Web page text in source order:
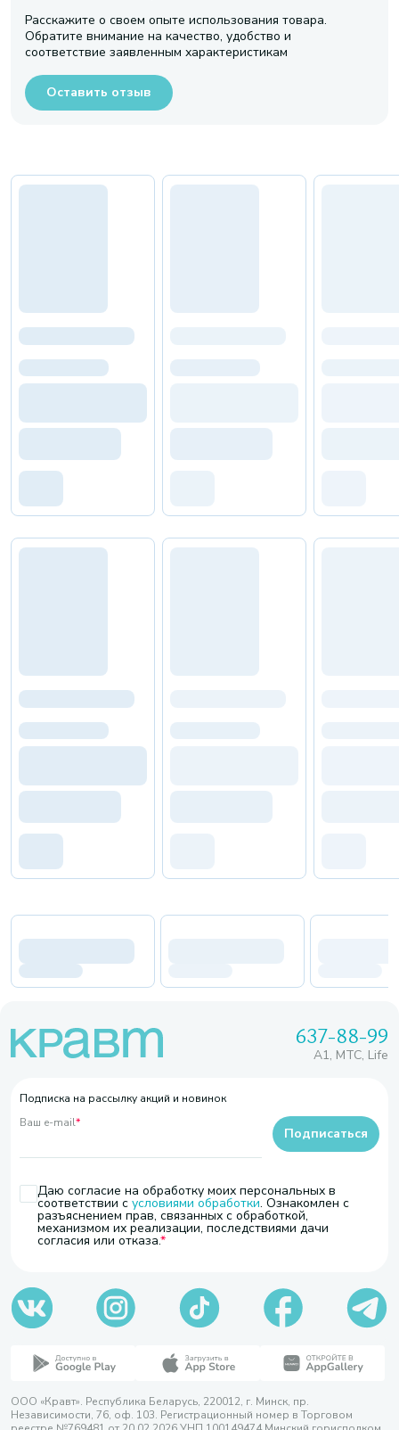
Расскажите о своем опыте использования товара.
Обратите внимание на качество, удобство и
соответствие заявленным характеристикам
Оставить отзыв
637-88-99
A1, МТС, Life
Подписка на рассылку акций и новинок
Ваш e-mail*
Даю согласие на обработку моих персональных в
соответствии с условиями обработки. Ознакомлен с
разъяснением прав, связанных с обработкой,
механизмом их реализации, последствиями дачи
согласия или отказа.
Подписаться
ООО «Кравт». Республика Беларусь, 220012, г. Минск, пр.
Независимости, 76, оф. 103. Регистрационный номер в Торговом